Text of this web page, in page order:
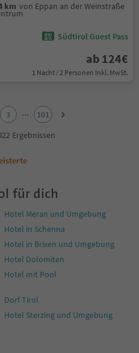
km von Eppan an der Weinstraße
Südtirol Guest Pass
ab 124€
1 Nacht / 2 Personen Inkl. MwSt.
3 ...
101
Ergebnissen
für dich
Hotel Meran und Umgebung
Hotel in Schenna
Hotel in Brixen und Umgebung
Hotel Dolomiten
Hotel mit Pool
Dorf Tirol
Hotel Sterzing und Umgebung